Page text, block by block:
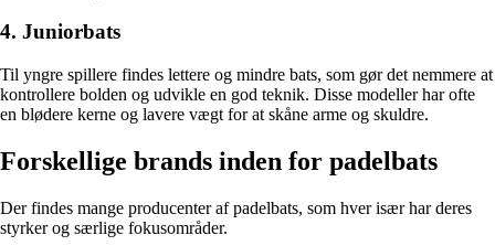
4. Juniorbats
Til yngre spillere findes lettere og mindre bats, som gør det nemmere at
kontrollere bolden og udvikle en god teknik. Disse modeller har ofte
en blødere kerne og lavere vægt for at skåne arme og skuldre.
Forskellige brands inden for padelbats
Der findes mange producenter af padelbats, som hver især har deres
styrker og særlige fokusområder.